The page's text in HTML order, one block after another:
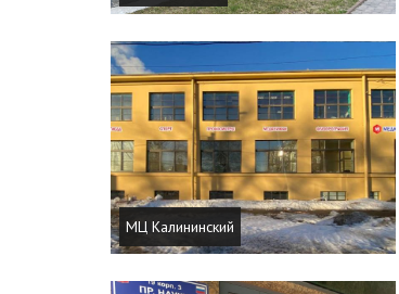
МЦ Калининский